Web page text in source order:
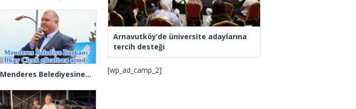
Menderes Belediyesine operasyon: Başkan Çiçek ve 13 kişi gözaltında
Arnavutköy’de üniversite adaylarına
tercih desteği
[wp_ad_camp_2]